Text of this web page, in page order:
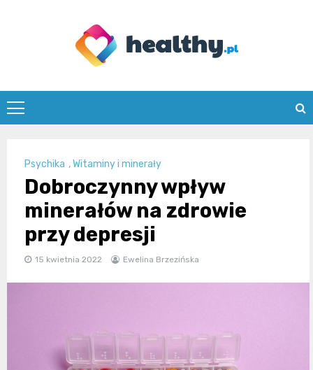
healthy.pl
Psychika ,Witaminy i minerały
Dobroczynny wpływ
minerałów na zdrowie
przy depresji
15 kwietnia 2022 Ewelina Brzezińska